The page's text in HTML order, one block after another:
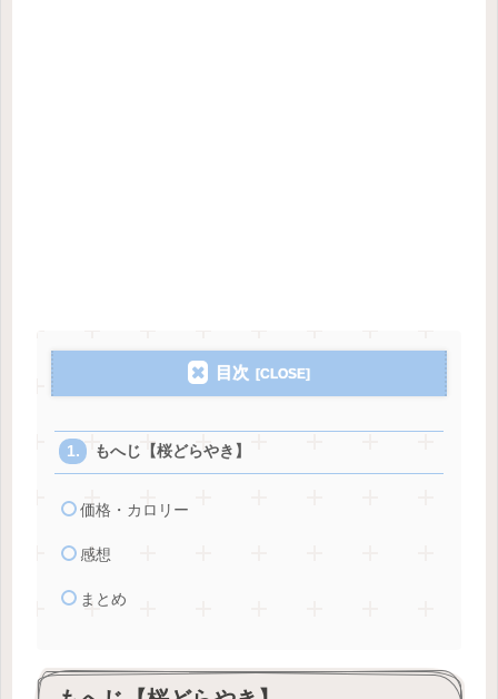
目次
もへじ【桜どらやき】
価格・カロリー
感想
まとめ